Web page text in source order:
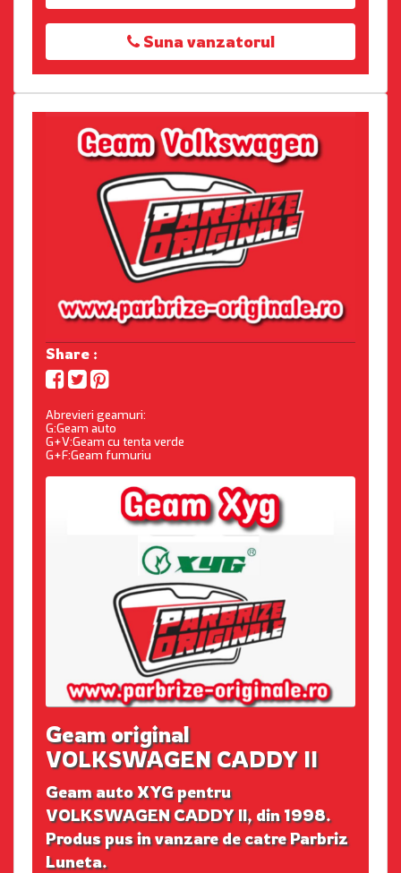
Suna vanzatorul
Share :
Abrevieri geamuri:
G:Geam auto
G+V:Geam cu tenta verde
G+F:Geam fumuriu
Geam original
VOLKSWAGEN CADDY II
Geam auto XYG pentru
VOLKSWAGEN CADDY II, din 1998.
Produs pus in vanzare de catre Parbriz
Luneta.